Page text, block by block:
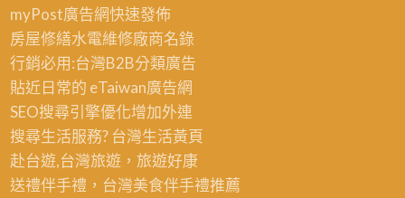
myPost廣告網快速發佈
房屋修繕水電維修廠商名錄
行銷必用:台灣B2B分類廣告
貼近日常的 eTaiwan廣告網
SEO搜尋引擎優化增加外連
搜尋生活服務? 台灣生活黃頁
赴台遊,台灣旅遊，旅遊好康
送禮伴手禮，台灣美食伴手禮推薦